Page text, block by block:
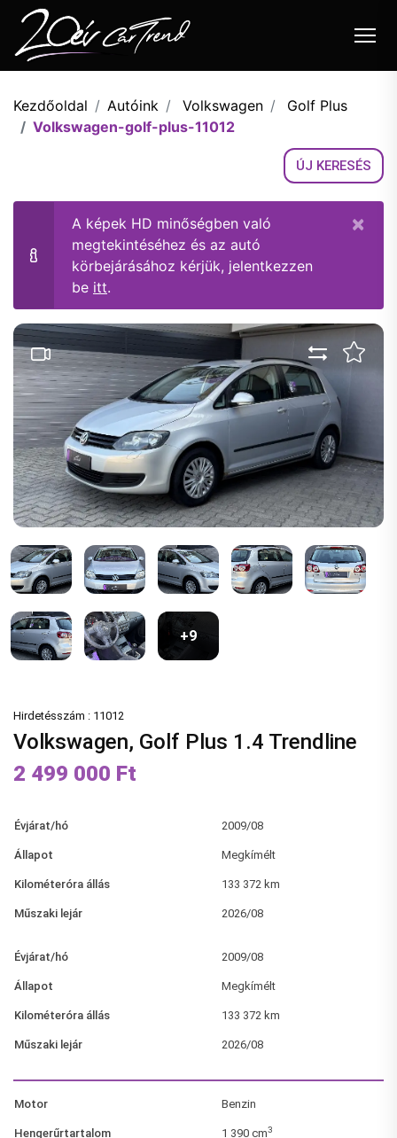
Autóink
Felvásárlás
Szolgáltatások
Akciók
Karrier
Kapcsolat
BELÉPÉS APP
Kezdőoldal Autóink Volkswagen
Golf Plus
Volkswagen-golf-plus-11012
ÚJ KERESÉS
×
A képek HD minőségben való
megtekintéséhez és az autó
körbejárásához kérjük, jelentkezzen
be itt.
+9
Hirdetésszám : 11012
Volkswagen, Golf Plus 1.4 Trendline
2 499 000 Ft
Évjárat/hó 2009/08
Állapot Megkímélt
Kilométeróra állás 133 372 km
Műszaki lejár 2026/08
Évjárat/hó 2009/08
Állapot Megkímélt
Kilométeróra állás 133 372 km
Műszaki lejár 2026/08
Motor Benzin
Hengerűrtartalom 1 390 cm3